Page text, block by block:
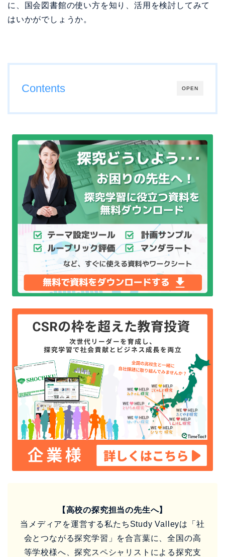
に、国会図書館の使い方を知り、活用を検討してみて
はいかがでしょうか。
OPEN
Contents
【高校の探究担当の先生へ】
当メディアを運営する私たちStudy Valleyは「社
会とつながる探究学習」を合言葉に、全国の高
等学校様へ、探究スペシャリストによる探究支